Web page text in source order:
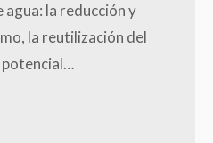
la reducción y
la reutilización del
potencial…